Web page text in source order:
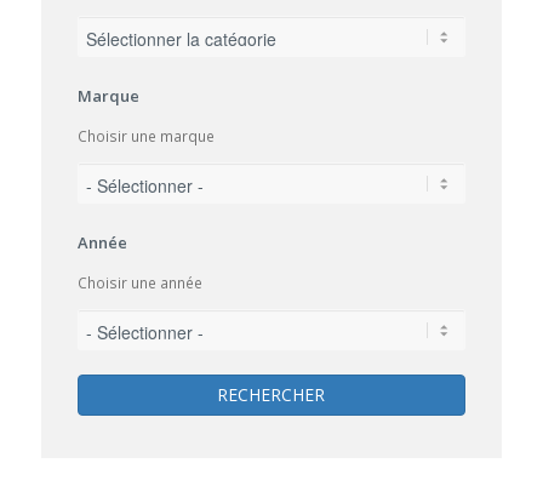
Marque
Choisir une marque
Année
Choisir une année
RECHERCHER